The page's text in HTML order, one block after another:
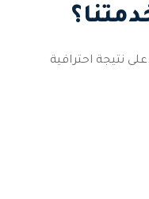
نتيجة احترافية